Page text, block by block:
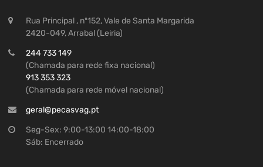
Rua Principal , nº152, Vale de Santa Margarida
2420-049, Arrabal (Leiria)
244 733 149
(Chamada para rede fixa nacional)
913 353 323
(Chamada para rede móvel nacional)
geral@pecasvag.pt
Seg-Sex: 9:00-13:00 14:00-18:00
Sáb: Encerrado